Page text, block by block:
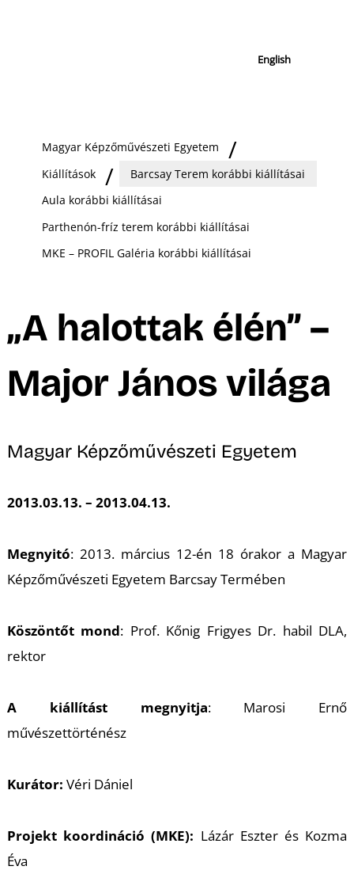
English
Magyar Képzőművészeti Egyetem
Kiállítások
Barcsay Terem korábbi kiállításai
Aula korábbi kiállításai
Parthenón-fríz terem korábbi kiállításai
MKE – PROFIL Galéria korábbi kiállításai
„A halottak élén” –
Major János világa
Magyar Képzőművészeti Egyetem
2013.03.13. – 2013.04.13.
Megnyitó: 2013. március 12-én 18 órakor a Magyar
Képzőművészeti Egyetem Barcsay Termében
Köszöntőt mond: Prof. Kőnig Frigyes Dr. habil DLA,
rektor
A kiállítást megnyitja: Marosi Ernő
művészettörténész
Kurátor: Véri Dániel
Projekt koordináció (MKE): Lázár Eszter és Kozma
Éva